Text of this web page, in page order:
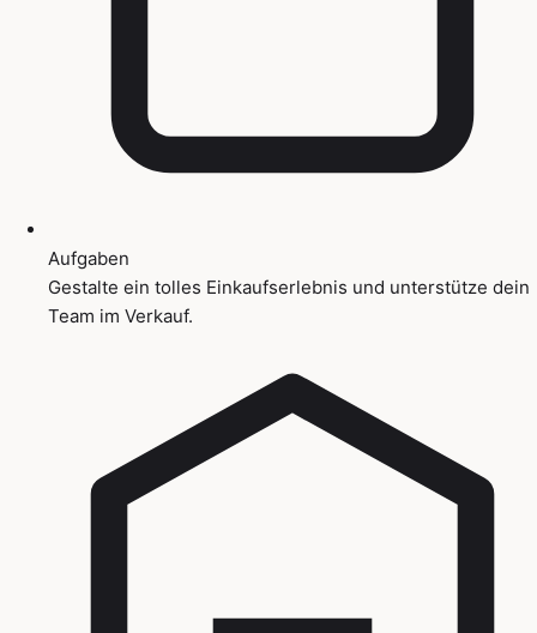
Aufgaben
Gestalte ein tolles Einkaufserlebnis und unterstütze dein
Team im Verkauf.